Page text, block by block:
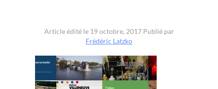
Article édité le 19 octobre, 2017 Publié par
Frédéric Latzko